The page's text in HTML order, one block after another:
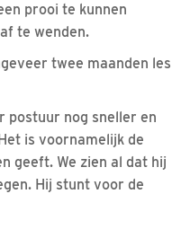
prooi te kunnen
te wenden.
twee maanden les
postuur nog sneller en
is voornamelijk de
geeft. We zien al dat hij
Hij stunt voor de